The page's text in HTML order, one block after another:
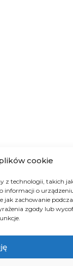
cookie
z technologii, takich
informacji o
zachowanie
zgody lub